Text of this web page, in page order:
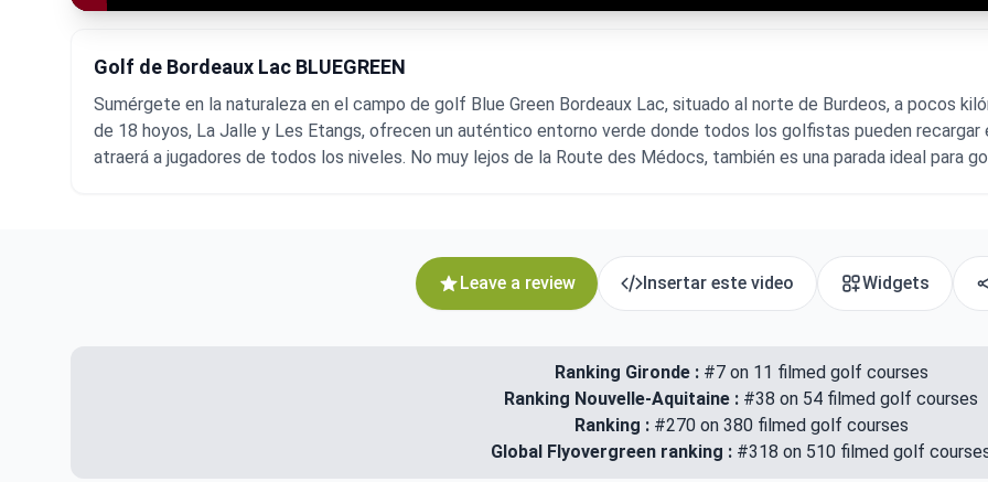
Golf de Bordeaux Lac BLUEGREEN
Sumérgete en la naturaleza en el campo de golf Blue Green Bordeaux Lac, situado al norte de Burdeos, a pocos
de 18 hoyos, La Jalle y Les Etangs, ofrecen un auténtico entorno verde donde todos los golfistas pueden recargar
atraerá a jugadores de todos los niveles. No muy lejos de la Route des Médocs, también es una parada ideal para
Leave a review Insertar este video Widgets
Ranking Gironde :#7 on 11 filmed golf courses
Ranking Nouvelle-Aquitaine : #38 on 54 filmed golf courses
Ranking : #270 on 380 filmed golf courses
Global Flyovergreen ranking : #318 on 510 filmed golf